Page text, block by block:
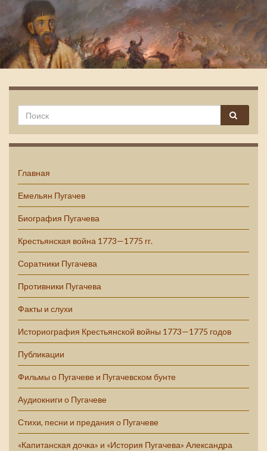
Емельян Пугачев
Главная
Емельян Пугачев
Биография Пугачева
Крестьянская война 1773—1775 гг.
Соратники Пугачева
Противники Пугачева
Факты и слухи
Историография Крестьянской войны 1773—1775 годов
Публикации
Фильмы о Пугачеве и Пугачевском бунте
Аудиокниги о Пугачеве
Стихи, песни и предания о Пугачеве
«Капитанская дочка» и «История Пугачева» Александра